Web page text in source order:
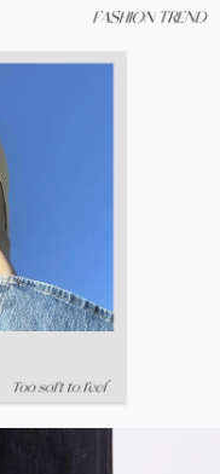
護人之同意方可使用
損失，本公司不負相關責
號之用戶狀況，依本公司即
情形，本公司將視審查結果
。若發現惡意使用之情形，
額度並採取法律行動。